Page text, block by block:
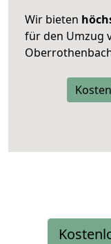
Wir bieten
für den Umzug